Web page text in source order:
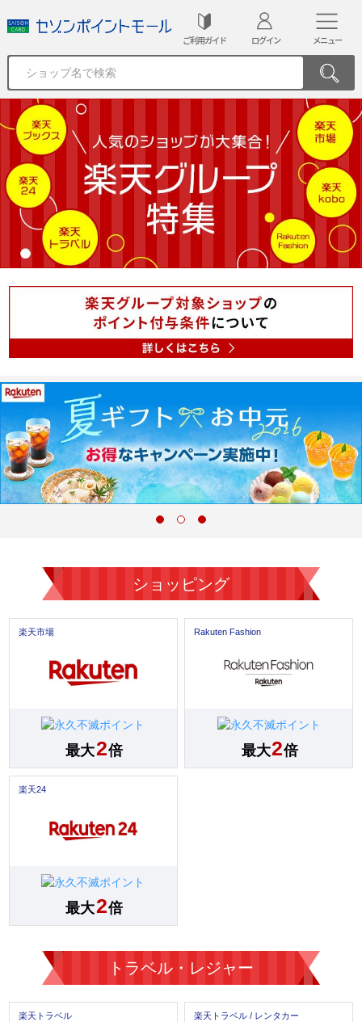
ご利用ガイド ログイン メニュー
ショッピング
楽天市場
最大2倍
Rakuten Fashion
最大2倍
楽天24
最大2倍
トラベル・レジャー
楽天トラベル 楽天トラベル / レンタカー